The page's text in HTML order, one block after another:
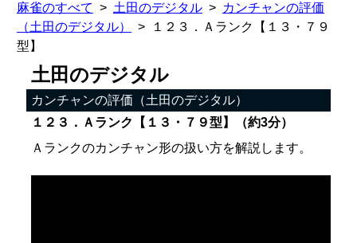
麻雀のすべて 土田のデジタル
カンチャンの評価
（土田のデジタル）
１２３．Ａランク【１３・７９
型】
土田のデジタル
カンチャンの評価（土田のデジタル）
１２３．Ａランク【１３・７９型】（約3分）
Ａランクのカンチャン形の扱い方を解説します。